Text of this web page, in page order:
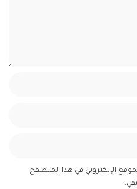
الإلكتروني في هذا المتصفح